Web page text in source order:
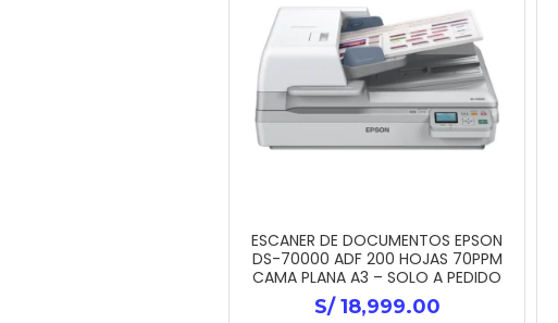
ESCANER DE DOCUMENTOS EPSON
DS-70000 ADF 200 HOJAS 70PPM
CAMA PLANA A3 – SOLO A PEDIDO
S/18,999.00